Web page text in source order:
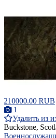
210000.00 RUB
1
Удалить из
Buckstone,